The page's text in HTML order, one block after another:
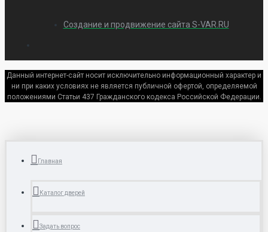
Создание и продвижение сайта S-VAR.RU
Данный интернет-сайт носит исключительно информационный характер и
ни при каких условиях не является публичной офертой, определяемой
положениями Статьи 437 Гражданского кодекса Российской Федерации.
Главная
Каталог дверей
Задать вопрос